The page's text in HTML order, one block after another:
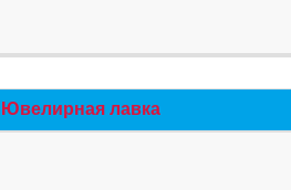
Ювелирная лавка